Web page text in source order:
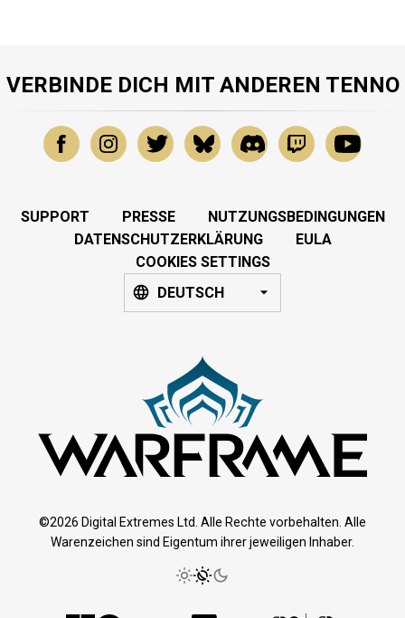
VERBINDE DICH MIT ANDEREN TENNO
SUPPORT PRESSE
NUTZUNGSBEDINGUNGEN
DATENSCHUTZERKLÄRUNG
EULA
COOKIES SETTINGS
DEUTSCH
©2026 Digital Extremes Ltd. Alle Rechte vorbehalten. Alle
Warenzeichen sind Eigentum ihrer jeweiligen Inhaber.